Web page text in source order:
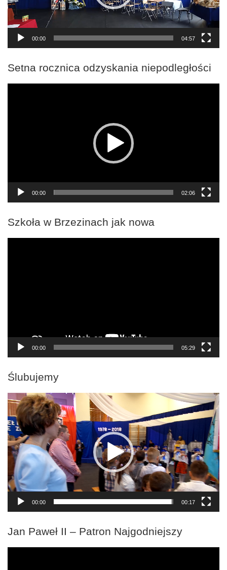
00:00 04:57
Setna rocznica odzyskania niepodległości
00:00 02:06
Szkoła w Brzezinach jak nowa
00:00 05:29
Ślubujemy
Odtwarzacz
video
00:00 00:17
Jan Paweł II – Patron Najgodniejszy